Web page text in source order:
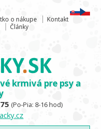
o nákupe
Kontakt
Články
krmivá pre psy a
(Po-Pia: 8-16 hod)